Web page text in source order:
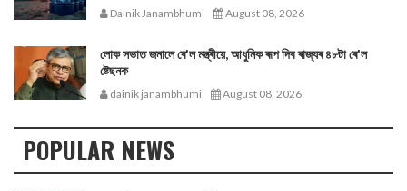
Dainik Janambhumi August 08, 2026
লোক সভাত জনালে ৰে'ল মন্ত্ৰীয়ে, আধুনিক ৰূপ দিব ৰাজ্যৰ ৪৮টা ৰে'ল
ষ্টেছনক
dainik janambhumi August 08, 2026
POPULAR NEWS